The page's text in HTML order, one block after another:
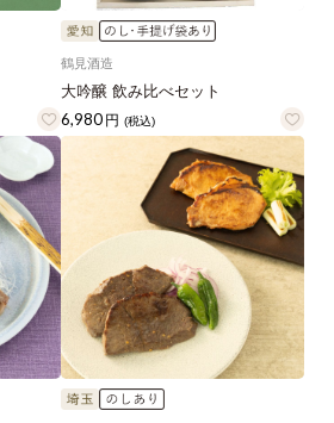
鶴見酒造
大吟醸 飲み比べセット
6,980 円 (税込)